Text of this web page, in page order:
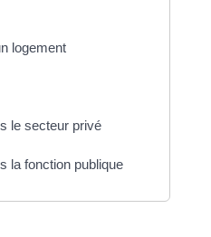
logement
le secteur privé
la fonction publique